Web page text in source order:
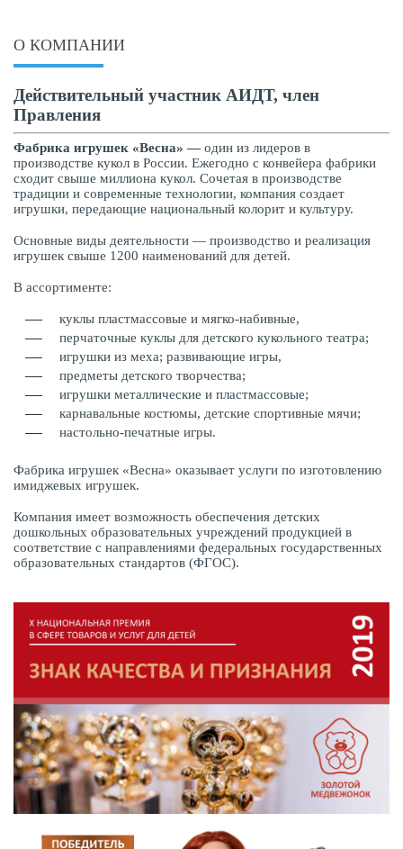
О КОМПАНИИ
Действительный участник АИДТ, член
Правления
Фабрика игрушек «Весна» — один из лидеров в
производстве кукол в России. Ежегодно с конвейера фабрики
сходит свыше миллиона кукол. Сочетая в производстве
традиции и современные технологии, компания создает
игрушки, передающие национальный колорит и культуру.
Основные виды деятельности — производство и реализация
игрушек свыше 1200 наименований для детей.
В ассортименте:
куклы пластмассовые и мягко-набивные,
перчаточные куклы для детского кукольного театра;
игрушки из меха; развивающие игры,
предметы детского творчества;
игрушки металлические и пластмассовые;
карнавальные костюмы, детские спортивные мячи;
настольно-печатные игры.
Фабрика игрушек «Весна» оказывает услуги по изготовлению
имиджевых игрушек.
Компания имеет возможность обеспечения детских
дошкольных образовательных учреждений продукцией в
соответствие с направлениями федеральных государственных
образовательных стандартов (ФГОС).